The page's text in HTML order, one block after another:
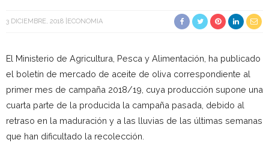
3 DICIEMBRE, 2018 ECONOMIA
El Ministerio de Agricultura, Pesca y Alimentación, ha publicado
el boletín de mercado de aceite de oliva correspondiente al
primer mes de campaña 2018/19, cuya producción supone una
cuarta parte de la producida la campaña pasada, debido al
retraso en la maduración y a las lluvias de las últimas semanas
que han dificultado la recolección.